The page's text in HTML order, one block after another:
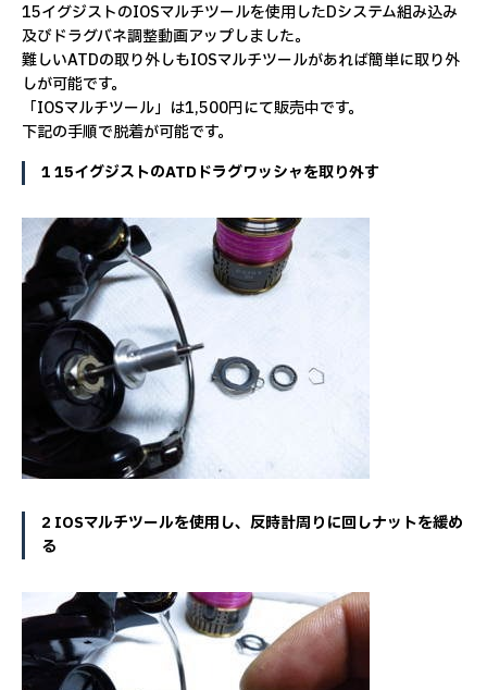
15イグジストのIOSマルチツールを使用したDシステム組み込み
及びドラグバネ調整動画アップしました。
難しいATDの取り外しもIOSマルチツールがあれば簡単に取り外
しが可能です。
「IOSマルチツール」は1,500円にて販売中です。
下記の手順で脱着が可能です。
1 15イグジストのATDドラグワッシャを取り外す
2 IOSマルチツールを使用し、反時計周りに回しナットを緩め
る